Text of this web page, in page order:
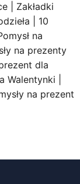
| Zakładki
| 10
na
na prezenty
dla
|
na prezent